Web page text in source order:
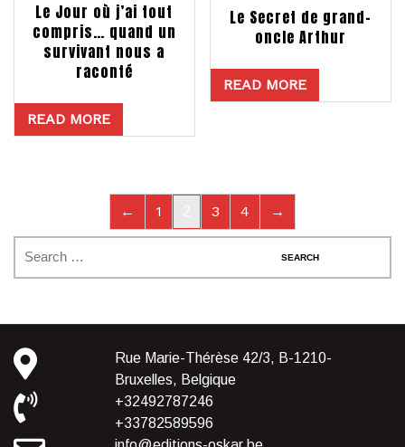
Le Jour où j’ai tout
compris… quand un
survivant nous a
raconté
READ MORE
Le Secret de grand-
oncle Arthur
READ MORE
← 1 3 4 →
Rue Marie-Thérèse 42/3, B-1210-
Bruxelles, Belgique
+32492787246
+33782589596